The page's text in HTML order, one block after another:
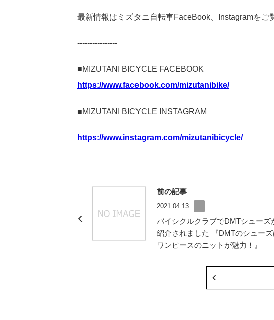
最新情報はミズタニ自転車FaceBook、Instagramをご
----------------
■MIZUTANI BICYCLE FACEBOOK
https://www.facebook.com/mizutanibike/
■MIZUTANI BICYCLE INSTAGRAM
https://www.instagram.com/mizutanibicycle/
前の記事
2021.04.13
バイシクルクラブでDMTシューズ
紹介されました 『DMTのシューズ
ワンピースのニットが魅力！』